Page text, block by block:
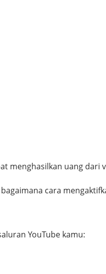
menghasilkan uang dari
cara
YouTube kamu: